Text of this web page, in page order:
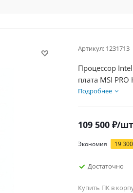
Артикул: 1231713
Процессор
плата MSI
SSD 1000Гб, БП
Подробнее
109 500 ₽/шт
Экономия 19 300
Достаточно
Купить ПК в